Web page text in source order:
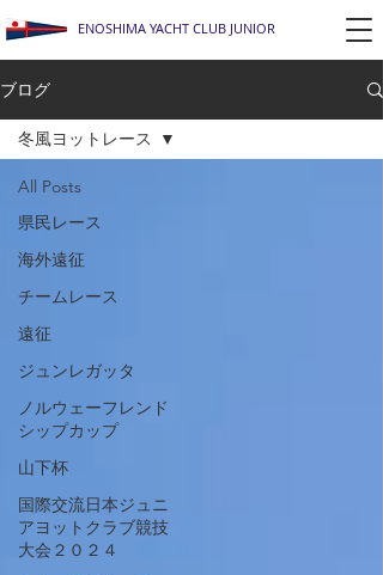
ENOSHIMA YACHT CLUB JUNIOR
ブログ
All Posts
県民レース
海外遠征
チームレース
遠征
ジュンレガッタ
ノルウェーフレンド
シップカップ
山下杯
国際交流日本ジュニ
アヨットクラブ競技
大会２０２４
冬風ヨットレース